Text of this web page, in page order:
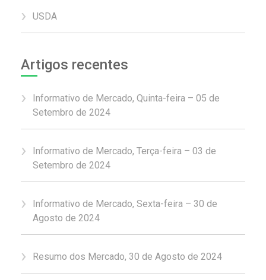
USDA
Artigos recentes
Informativo de Mercado, Quinta-feira – 05 de
Setembro de 2024
Informativo de Mercado, Terça-feira – 03 de
Setembro de 2024
Informativo de Mercado, Sexta-feira – 30 de
Agosto de 2024
Resumo dos Mercado, 30 de Agosto de 2024